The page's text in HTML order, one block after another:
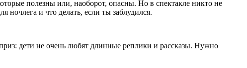
полезны или, наоборот, опасны. Но в спектакле никто не
ночлега и что делать, если ты заблудился.
дети не очень любят длинные реплики и рассказы. Нужно